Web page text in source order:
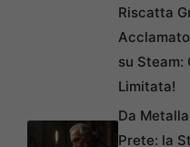
Riscatta
Acclamato
su Steam:
Limitata!
Da
Prete: la